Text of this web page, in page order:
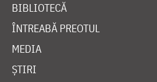
BIBLIOTECĂ
ÎNTREABĂ PREOTUL
MEDIA
ȘTIRI